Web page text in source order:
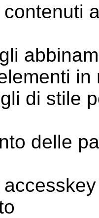
in
di stile
delle